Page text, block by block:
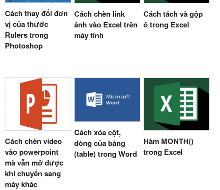
Cách thay đổi đơn
vị của thước
Rulers trong
Photoshop
Cách chèn link
ảnh vào Excel trên
máy tính
Cách tách và gộp
ô trong Excel
Cách chèn video
vào powerpoint
mà vẫn mở được
khi chuyển sang
máy khác
Cách xóa cột,
dòng của bảng
(table) trong Word
Hàm MONTH()
trong Excel